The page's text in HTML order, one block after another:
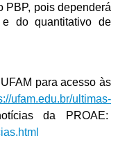
PBP, pois dependerá
do quantitativo de
para acesso às
ufam.edu.br/ultimas-
da PROAE: